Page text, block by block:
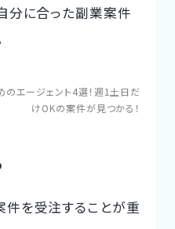
分に合った副業案件
エージェント4選！週1土日だ
けOKの案件が見つかる！
を受注することが重